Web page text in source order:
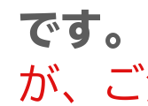
です。
が、